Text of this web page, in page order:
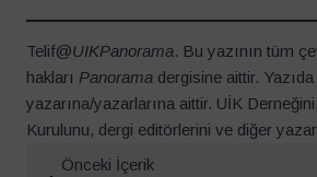
Telif@UIKPanorama. Bu yazının tüm
hakları Panorama dergisine aittir.
yazarına/yazarlarına aittir. UİK Derneğini,
Kurulunu, dergi editörlerini ve diğer
Önceki İçerik